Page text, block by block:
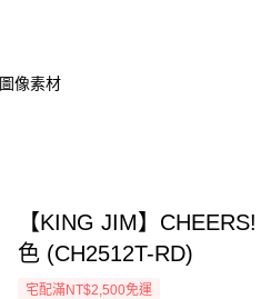
圖像素材
【KING JIM】
色 (CH2512T-RD)
宅配滿NT$2,500免運